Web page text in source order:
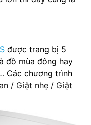
được trang bị 5
đồ mùa đông hay
Các chương trình
/ Giặt nhẹ / Giặt